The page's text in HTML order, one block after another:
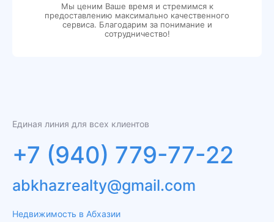
Мы ценим Ваше время и стремимся к
предоставлению максимально качественного
сервиса. Благодарим за понимание и
сотрудничество!
Единая линия для всех клиентов
+7 (940) 779-77-22
Недвижимость в Абхазии
abkhazrealty@gmail.com